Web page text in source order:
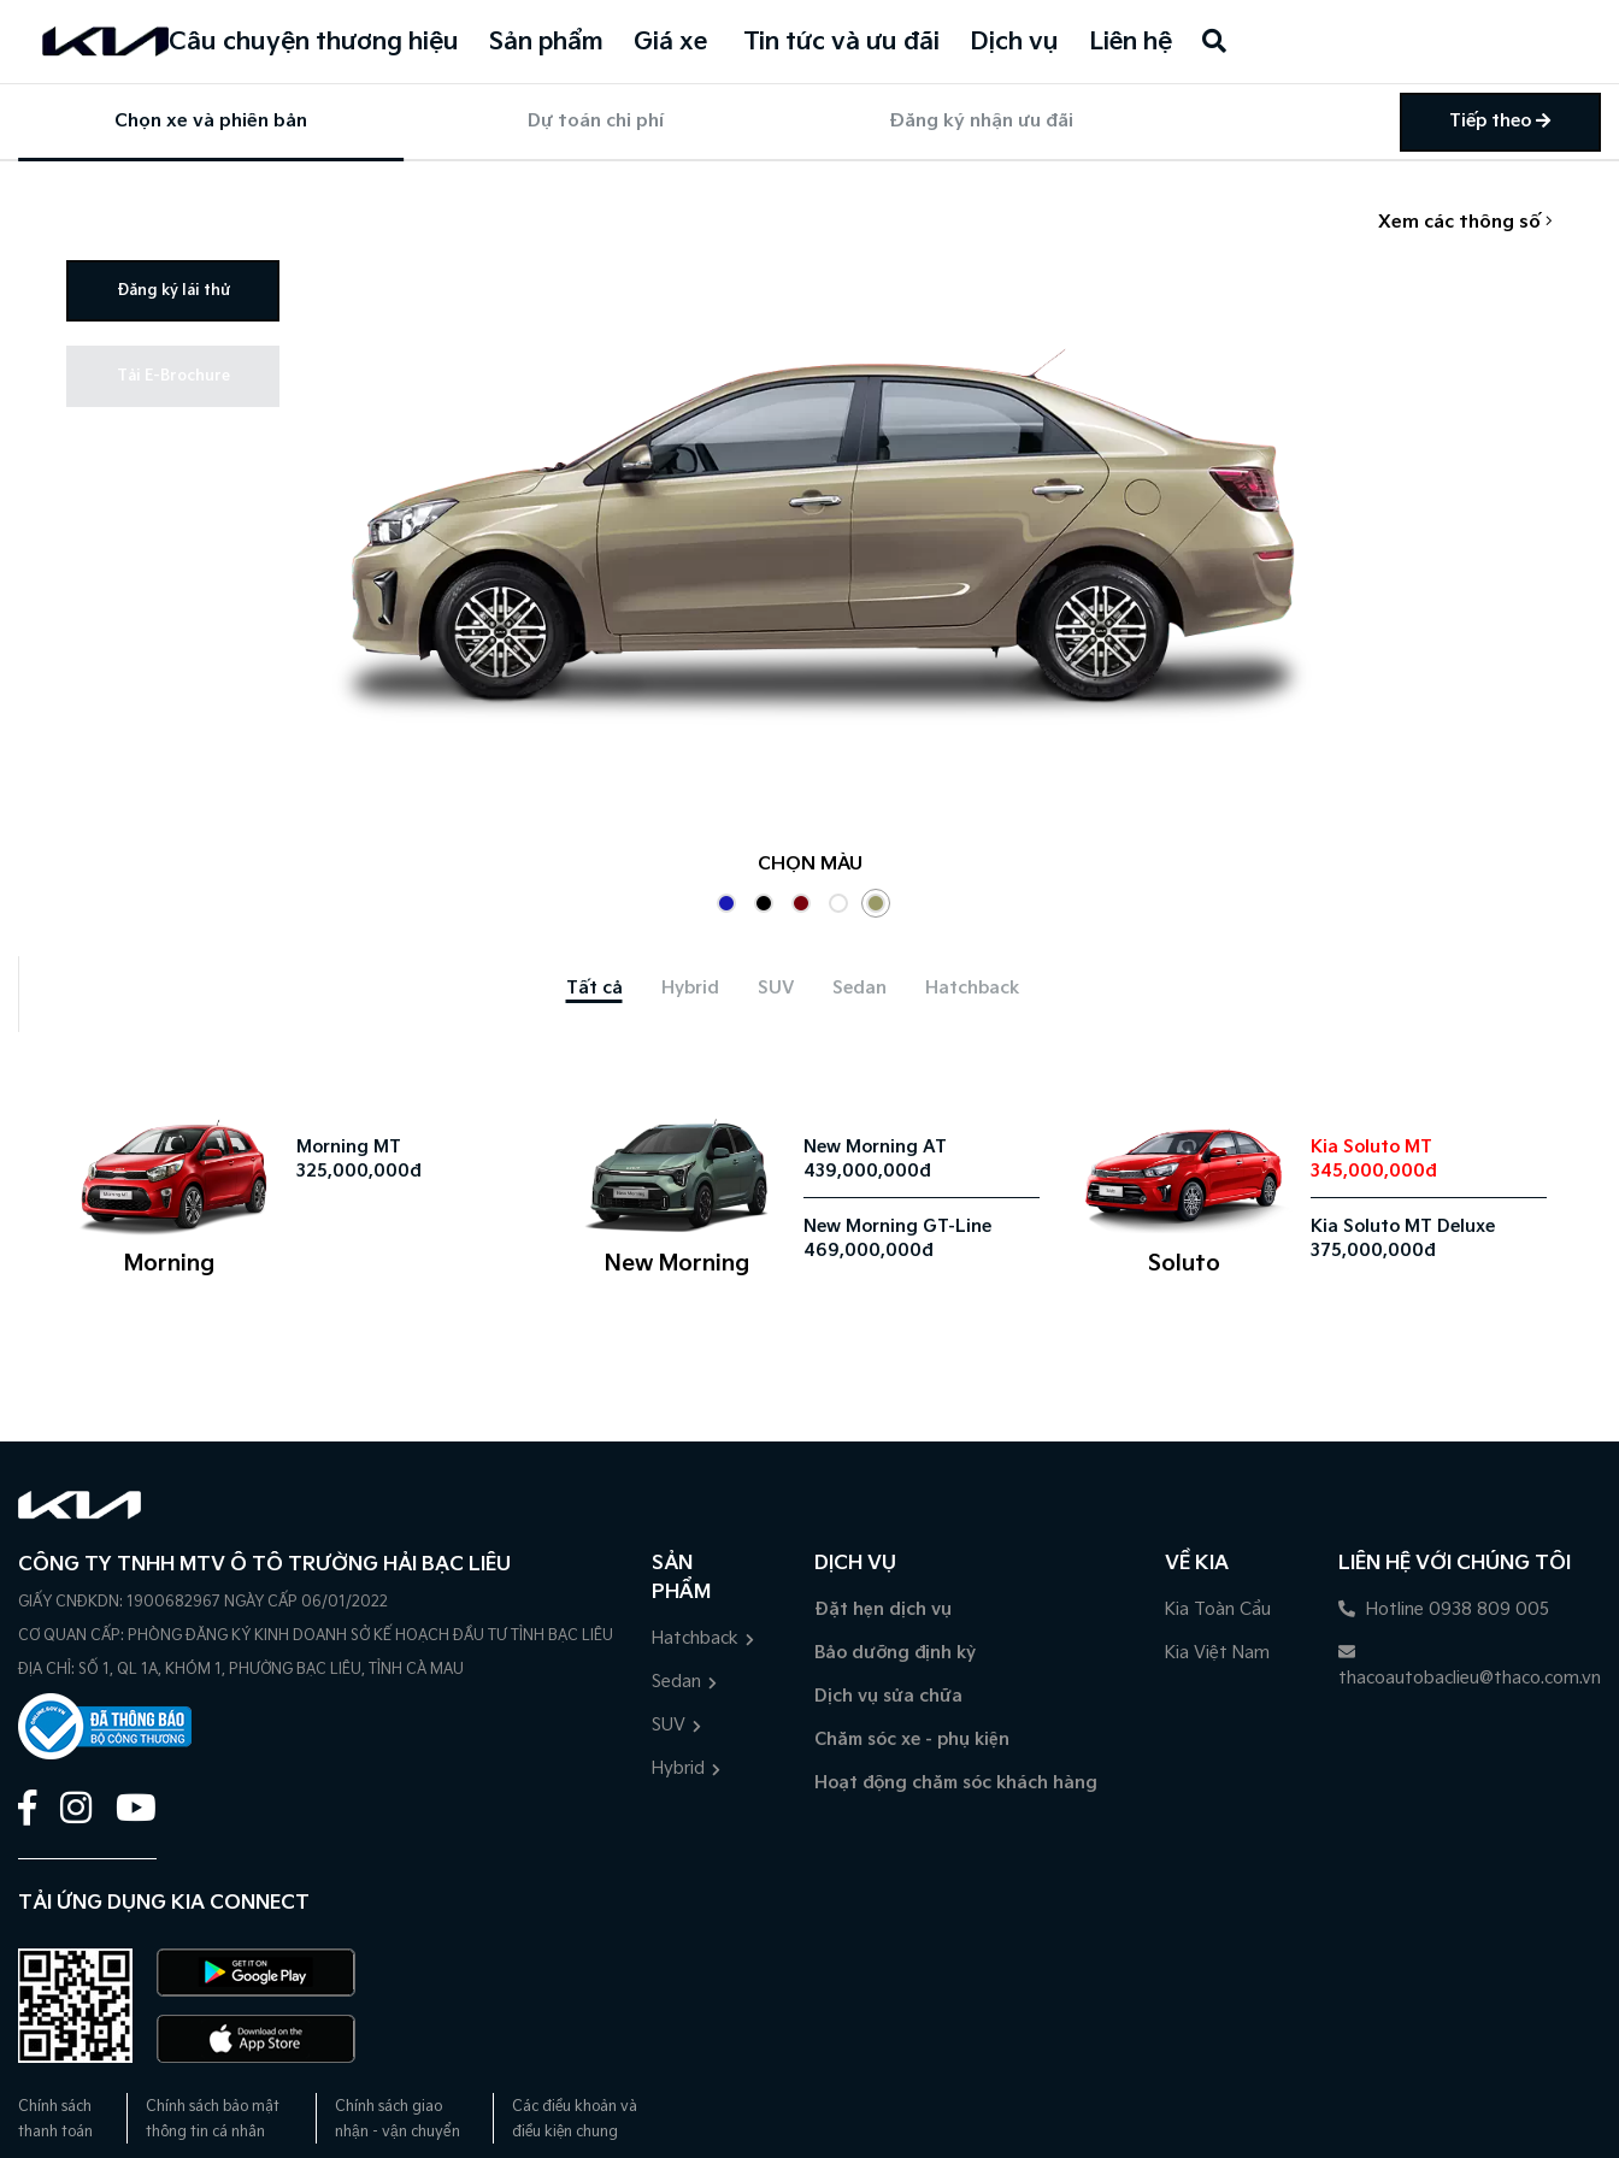
Câu chuyện thương hiệu Sản phẩm Giá xe Tin tức và ưu đãi Dịch vụ Liên hệ
Chọn xe và phiên bản Dự toán chi phí Đăng ký nhận ưu đãi Tiếp theo
Xem các thông số
Đăng ký lái thử
Tải E-Brochure
CHỌN MÀU
Tất cả Hybrid SUV Sedan Hatchback
Morning
Morning MT
325,000,000đ
New Morning
New Morning AT
439,000,000đ
New Morning GT-Line
469,000,000đ
Soluto
Kia Soluto MT
345,000,000đ
Kia Soluto MT Deluxe
375,000,000đ
CÔNG TY TNHH MTV Ô TÔ TRƯỜNG HẢI BẠC LIÊU
GIẤY CNĐKDN: 1900682967 NGÀY CẤP 06/01/2022
CƠ QUAN CẤP: PHÒNG ĐĂNG KÝ KINH DOANH SỞ KẾ HOẠCH ĐẦU TƯ TỈNH BẠC LIÊU
ĐỊA CHỈ: SỐ 1, QL 1A, KHÓM 1, PHƯỜNG BẠC LIÊU, TỈNH CÀ MAU
TẢI ỨNG DỤNG KIA CONNECT
Chính sách
thanh toán
Chính sách bảo mật
thông tin cá nhân
Chính sách giao
nhận - vận chuyển
Các điều khoản và
điều kiện chung
SẢN
PHẨM
Hatchback
Sedan
SUV
Hybrid
DỊCH VỤ
Đặt hẹn dịch vụ
Bảo dưỡng định kỳ
Dịch vụ sửa chữa
Chăm sóc xe - phụ kiện
Hoạt động chăm sóc khách hàng
VỀ KIA
Kia Toàn Cầu
Kia Việt Nam
LIÊN HỆ VỚI CHÚNG TÔI
Hotline 0938 809 005
thacoautobaclieu@thaco.com.vn